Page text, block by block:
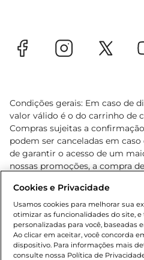
Condições gerais: Em caso de
valor válido é o do carrinho de
Compras sujeitas a
podem ser canceladas em
de garantir o acesso de um
nossas promoções, a compra
cliente. Os preços, ofertas e
o e-commerce e válidos
sofrer alterações sem prévia
de bebidas alcoólicas para
Lei n.º 8069/90, art. 81, inciso
Adolescente). Preços e
Cookies e Privacidade
Usamos cookies para melhorar sua
otimizar as funcionalidades do site,
personalizadas para você, baseadas
Ao clicar em aceitar, você concorda
dispositivo. Para informações mais
consulte nossa Política de